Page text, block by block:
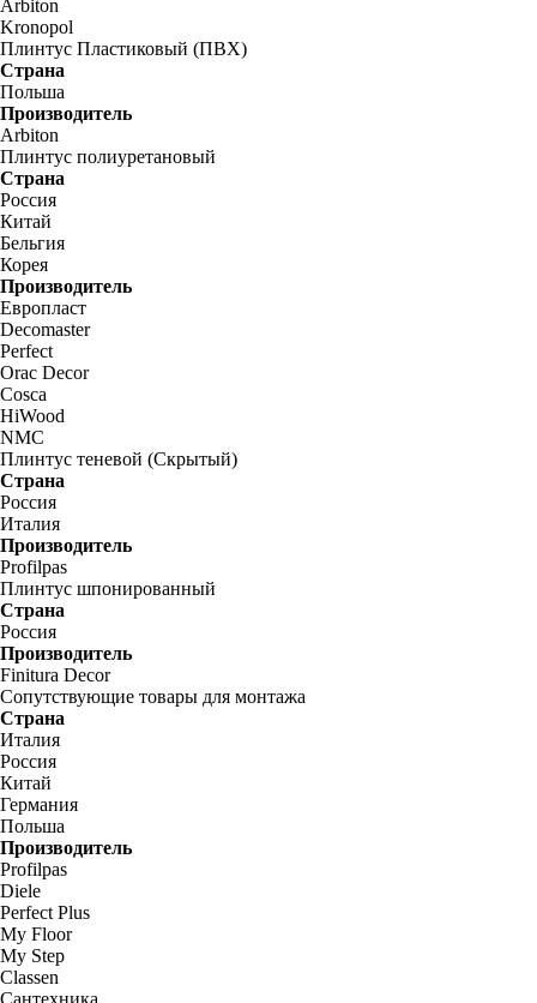
Arbiton
Kronopol
Плинтус Пластиковый (ПВХ)
Страна
Польша
Производитель
Arbiton
Плинтус полиуретановый
Страна
Россия
Китай
Бельгия
Корея
Производитель
Европласт
Decomaster
Perfect
Orac Decor
Cosca
HiWood
NMC
Плинтус теневой (Скрытый)
Страна
Россия
Италия
Производитель
Profilpas
Плинтус шпонированный
Страна
Россия
Производитель
Finitura Decor
Сопутствующие товары для монтажа
Страна
Италия
Россия
Китай
Германия
Польша
Производитель
Profilpas
Diele
Perfect Plus
My Floor
My Step
Classen
Сантехника